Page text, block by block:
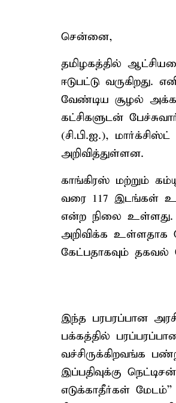
சென்னை,
தமிழகத்தில்
ஈடுபட்டு
வேண்டிய சூழல்
கட்சிகளுடன்
(சி.பி.ஐ.),
அறிவித்துள்ளன.
காங்கிரஸ் மற்றும்
வரை 117 இடங்கள்
என்ற நிலை உள்ளது.
அறிவிக்க உள்ளதாக
கேட்பதாகவும் தகவல்
இந்த பரபரப்பான
பக்கத்தில்
வச்சிருக்கிறவங்க
இப்பதிவுக்கு
எடுக்காதீர்கள்